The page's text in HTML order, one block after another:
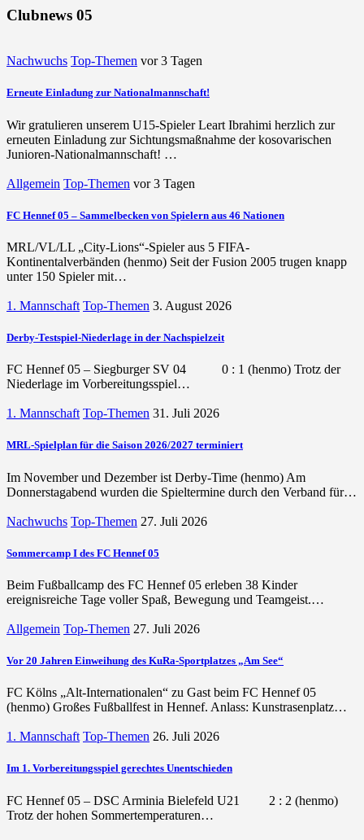
Clubnews 05
Nachwuchs Top-Themen vor 3 Tagen
Erneute Einladung zur Nationalmannschaft!
Wir gratulieren unserem U15-Spieler Leart Ibrahimi herzlich zur
erneuten Einladung zur Sichtungsmaßnahme der kosovarischen
Junioren-Nationalmannschaft! …
Allgemein Top-Themen vor 3 Tagen
FC Hennef 05 – Sammelbecken von Spielern aus 46 Nationen
MRL/VL/LL „City-Lions“-Spieler aus 5 FIFA-
Kontinentalverbänden (henmo) Seit der Fusion 2005 trugen knapp
unter 150 Spieler mit…
1. Mannschaft Top-Themen 3. August 2026
Derby-Testspiel-Niederlage in der Nachspielzeit
FC Hennef 05 – Siegburger SV 04 0 : 1 (henmo) Trotz der
Niederlage im Vorbereitungsspiel…
1. Mannschaft Top-Themen 31. Juli 2026
MRL-Spielplan für die Saison 2026/2027 terminiert
Im November und Dezember ist Derby-Time (henmo) Am
Donnerstagabend wurden die Spieltermine durch den Verband für…
Nachwuchs Top-Themen 27. Juli 2026
Sommercamp I des FC Hennef 05
Beim Fußballcamp des FC Hennef 05 erleben 38 Kinder
ereignisreiche Tage voller Spaß, Bewegung und Teamgeist.…
Allgemein Top-Themen 27. Juli 2026
Vor 20 Jahren Einweihung des KuRa-Sportplatzes „Am See“
FC Kölns „Alt-Internationalen“ zu Gast beim FC Hennef 05
(henmo) Großes Fußballfest in Hennef. Anlass: Kunstrasenplatz…
1. Mannschaft Top-Themen 26. Juli 2026
Im 1. Vorbereitungsspiel gerechtes Unentschieden
FC Hennef 05 – DSC Arminia Bielefeld U21 2 : 2 (henmo)
Trotz der hohen Sommertemperaturen…